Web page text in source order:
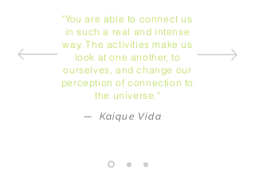
"You are able to connect us
in such a real and intense
way. The activities make us
look at one another, to
ourselves, and change our
perception of connection to
the universe."
— Kaique Vida